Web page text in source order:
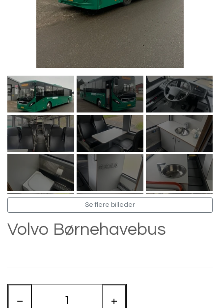
Se flere billeder
Volvo Børnehavebus
− +